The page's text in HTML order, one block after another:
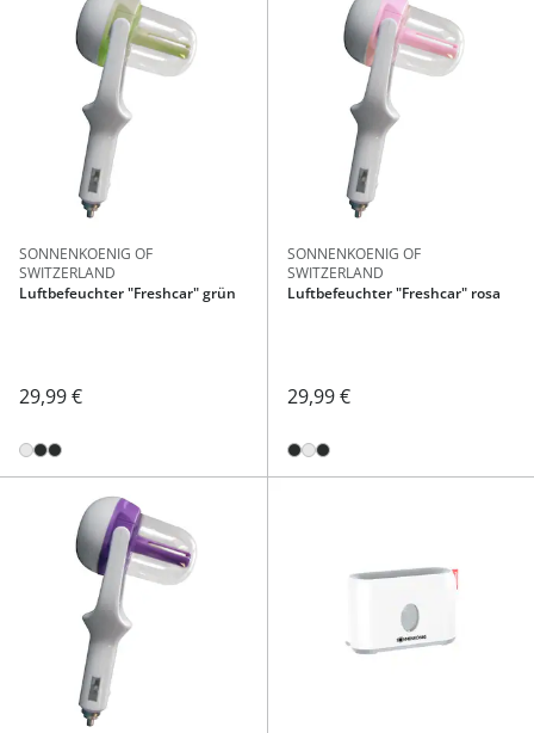
SONNENKOENIG OF
SWITZERLAND
Luftbefeuchter "Freshcar" grün
29,99 €
SONNENKOENIG OF
SWITZERLAND
Luftbefeuchter "Freshcar" rosa
29,99 €